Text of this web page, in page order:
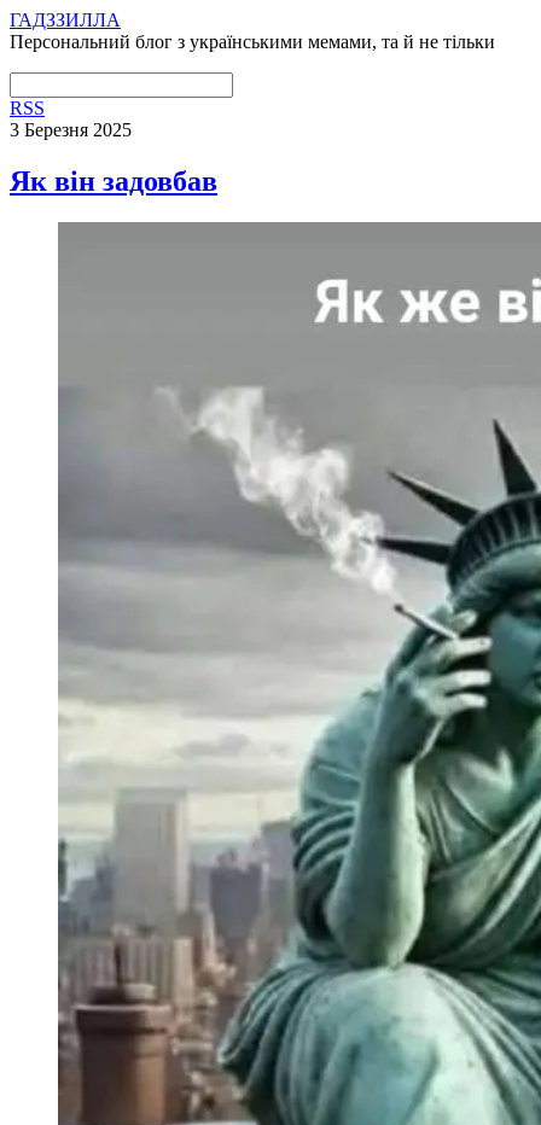
ГАДЗЗИЛЛА
Персональний блог з українськими мемами, та й не тільки
RSS
3 Березня 2025
Як він задовбав